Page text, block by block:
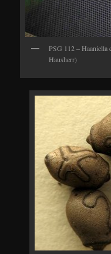
PSG 112 – Haaniella
Hausherr)